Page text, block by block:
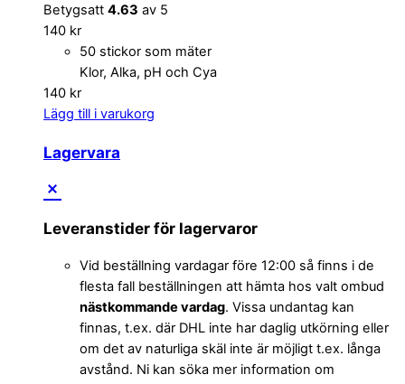
Betygsatt 4.63 av 5
140 kr
50 stickor som mäter
Klor, Alka, pH och Cya
140 kr
Lägg till i varukorg
Lagervara
Leveranstider för lagervaror
Vid beställning vardagar före 12:00 så finns i de
flesta fall beställningen att hämta hos valt ombud
nästkommande vardag. Vissa undantag kan
finnas, t.ex. där DHL inte har daglig utkörning eller
om det av naturliga skäl inte är möjligt t.ex. långa
avstånd. Ni kan söka mer information om